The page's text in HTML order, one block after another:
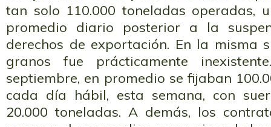
tan solo 110.000 toneladas operadas,
promedio diario posterior a la
derechos de exportación. En la misma
granos fue prácticamente
septiembre, en promedio se fijaban
cada día hábil, esta semana, con
20.000 toneladas. A demás, los